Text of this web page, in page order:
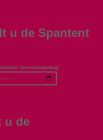
u de Spantent
(demontagedag)
u de